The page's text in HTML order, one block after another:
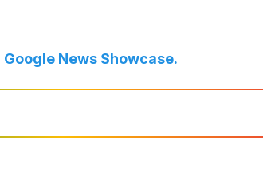
Google News Showcase.